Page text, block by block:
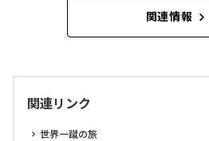
関連情報
関連リンク
世界一蹴の旅